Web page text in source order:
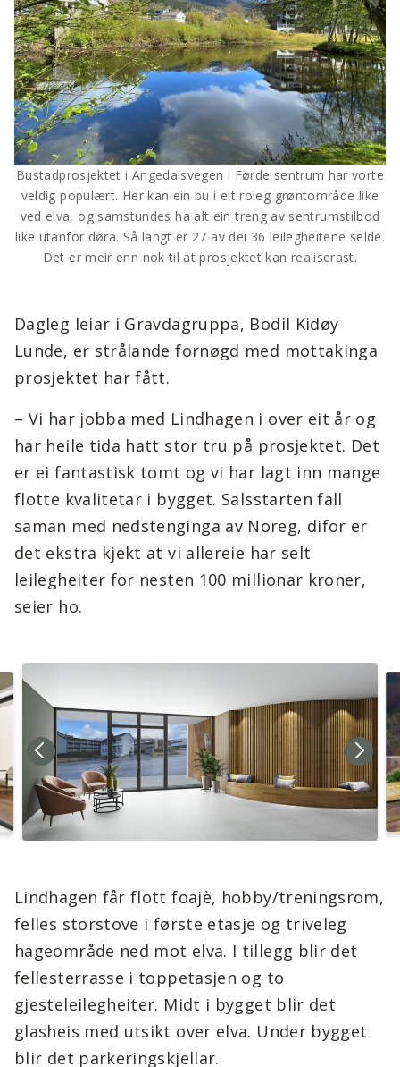
Bustadprosjektet i Angedalsvegen i Førde sentrum har vorte
veldig populært. Her kan ein bu i eit roleg grøntområde like
ved elva, og samstundes ha alt ein treng av sentrumstilbod
like utanfor døra. Så langt er 27 av dei 36 leilegheitene selde.
Det er meir enn nok til at prosjektet kan realiserast.
Dagleg leiar i Gravdagruppa, Bodil Kidøy
Lunde, er strålande fornøgd med mottakinga
prosjektet har fått.
– Vi har jobba med Lindhagen i over eit år og
har heile tida hatt stor tru på prosjektet. Det
er ei fantastisk tomt og vi har lagt inn mange
flotte kvalitetar i bygget. Salsstarten fall
saman med nedstenginga av Noreg, difor er
det ekstra kjekt at vi allereie har selt
leilegheiter for nesten 100 millionar kroner,
seier ho.
Lindhagen får flott foajè, hobby/treningsrom,
felles storstove i første etasje og triveleg
hageområde ned mot elva. I tillegg blir det
fellesterrasse i toppetasjen og to
gjesteleilegheiter. Midt i bygget blir det
glasheis med utsikt over elva. Under bygget
blir det parkeringskjellar.